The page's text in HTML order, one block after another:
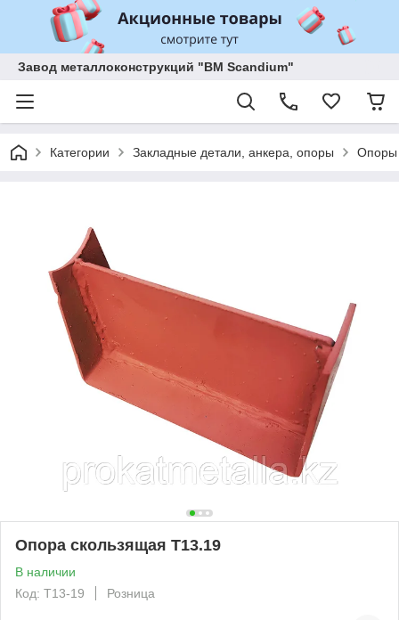
Завод металлоконструкций "BM Scandium"
Категории Закладные детали, анкера, опоры Опоры
Опора скользящая Т13.19
В наличии
Код: T13-19
Розница